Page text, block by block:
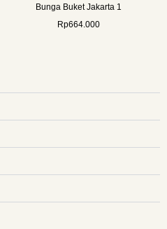
Bunga Buket Jakarta 1
Rp664.000